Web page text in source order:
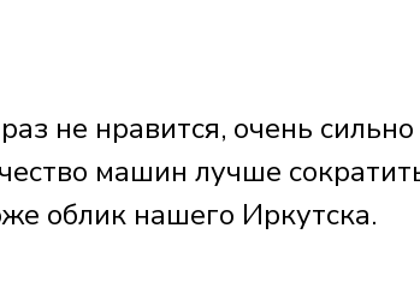
не нравится, очень сильно
машин лучше
облик нашего Иркутска.